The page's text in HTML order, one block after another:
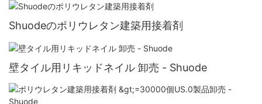
Shuodeのポリウレタン建築用接着剤
壁タイル用リキッドネイル 卸売 - Shuode